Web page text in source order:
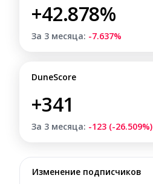
+42.878%
За 3 месяца: -7.637%
DuneScore
+341
За 3 месяца: -123 (-26.509%)
Изменение подписчиков